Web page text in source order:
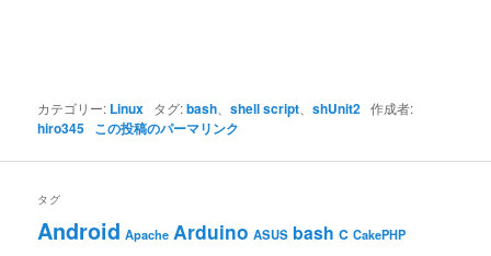
カテゴリー: Linux タグ:bash 、shell script 、shUnit2 作成者:
hiro345 この投稿のパーマリンク
タグ
Android Apache Arduino ASUS bash C CakePHP